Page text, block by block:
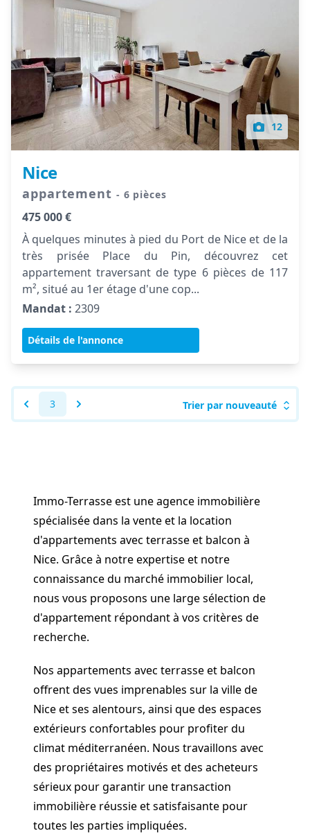
12
Nice
appartement - 6 pièces
475 000 €
À quelques minutes à pied du Port de Nice et de la
très prisée Place du Pin, découvrez cet
appartement traversant de type 6 pièces de 117
m², situé au 1er étage d'une cop...
Mandat : 2309
Détails de l'annonce
3 Trier par nouveauté
Immo-Terrasse est une agence immobilière
spécialisée dans la vente et la location
d'appartements avec terrasse et balcon à
Nice. Grâce à notre expertise et notre
connaissance du marché immobilier local,
nous vous proposons une large sélection de
d'appartement répondant à vos critères de
recherche.
Nos appartements avec terrasse et balcon
offrent des vues imprenables sur la ville de
Nice et ses alentours, ainsi que des espaces
extérieurs confortables pour profiter du
climat méditerranéen. Nous travaillons avec
des propriétaires motivés et des acheteurs
sérieux pour garantir une transaction
immobilière réussie et satisfaisante pour
toutes les parties impliquées.